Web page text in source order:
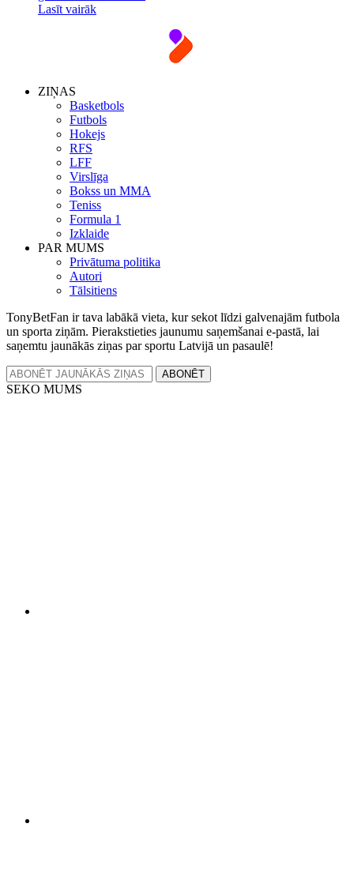
Lasīt vairāk
ZIŅAS
Basketbols
Futbols
Hokejs
RFS
LFF
Virslīga
Bokss un MMA
Teniss
Formula 1
Izklaide
PAR MUMS
Privātuma politika
Autori
Tālsitiens
TonyBetFan ir tava labākā vieta, kur sekot līdzi galvenajām futbola
un sporta ziņām. Pierakstieties jaunumu saņemšanai e-pastā, lai
saņemtu jaunākās ziņas par sportu Latvijā un pasaulē!
ABONĒT
SEKO MUMS